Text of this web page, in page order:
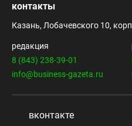
контакты
Казань, Лобачевского 10,
редакция
8 (843) 238-39-01
info@business-gazeta.ru
вконтакте